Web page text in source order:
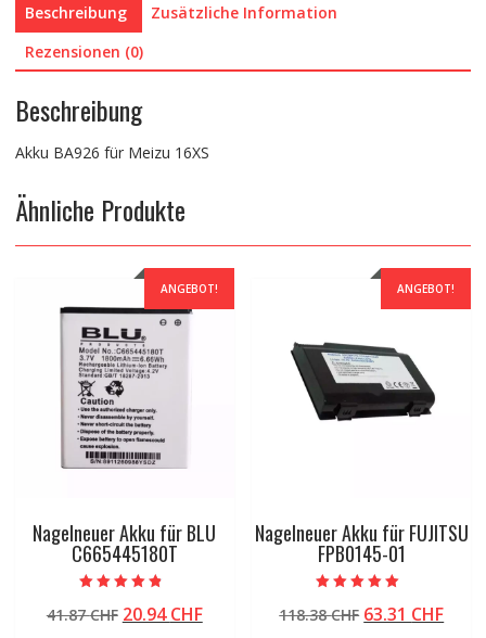
Beschreibung
Zusätzliche Information
Rezensionen (0)
Beschreibung
Akku BA926 für Meizu 16XS
Ähnliche Produkte
ANGEBOT!
Nagelneuer Akku für BLU
C665445180T
4.50
von 5
41.87CHF Ursprünglicher
20.94CHFAktueller
ANGEBOT!
Nagelneuer Akku für FUJITSU
FPB0145-01
5.00
von 5
118.38CHF 63.31 CHF